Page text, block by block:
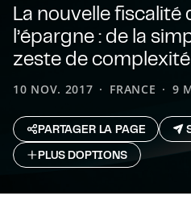
La nouvelle
l’épargne : de la
zeste de complexité
10 NOV. 2017 FRANCE 9
PARTAGER LA PAGE
PLUS D`OPTIONS